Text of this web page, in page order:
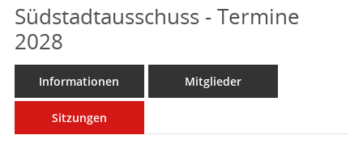
Südstadtausschuss - Termine
2028
Informationen Mitglieder
Sitzungen